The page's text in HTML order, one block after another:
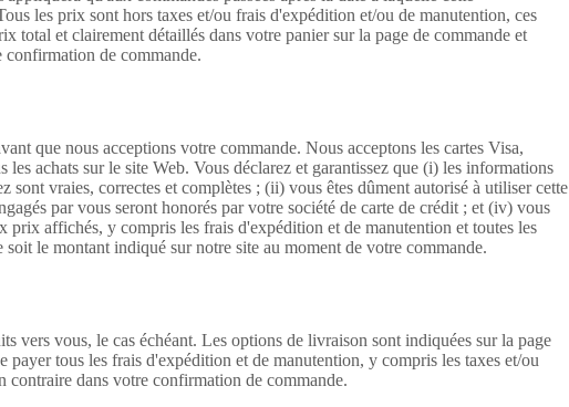
les prix sont hors taxes et/ou frais d'expédition et/ou de manutention, ces
total et clairement détaillés dans votre panier sur la page de commande et
de commande.
que nous acceptions votre commande. Nous acceptons les cartes Visa,
achats sur le site Web. Vous déclarez et garantissez que (i) les informations
sont vraies, correctes et complètes ; (ii) vous êtes dûment autorisé à utiliser cette
par vous seront honorés par votre société de carte de crédit ; et (iv) vous
prix affichés, y compris les frais d'expédition et de manutention et toutes les
soit le montant indiqué sur notre site au moment de votre commande.
vers vous, le cas échéant. Les options de livraison sont indiquées sur la page
payer tous les frais d'expédition et de manutention, y compris les taxes et/ou
contraire dans votre confirmation de commande.